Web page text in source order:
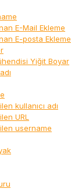
E-Mail Ekleme
E-posta Ekleme
Yiğit Boyar
kullanıcı adı
URL
username